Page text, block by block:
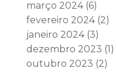
março 2024(6)
fevereiro 2024(2)
janeiro 2024(3)
dezembro 2023 (1)
outubro 2023 (2)